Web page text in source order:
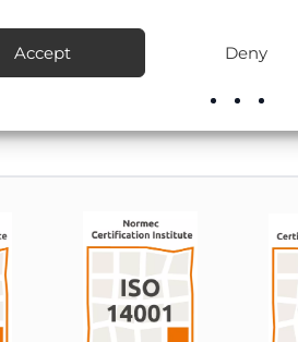
Accept Deny
is CE-gecertificeerd, en is
bedrijventerreinen, in
juiste uitvoering en zorgt voor